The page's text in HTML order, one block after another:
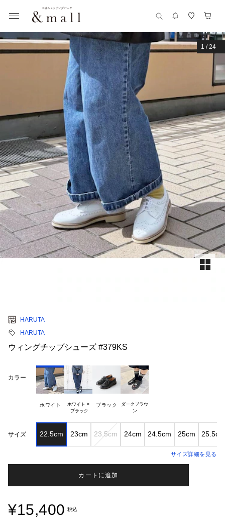
1 /24
HARUTA
HARUTA
ウィングチップシューズ #379KS
カラー
ホワイト
ホワイト ×
ブラック
ダークブラウ
サイズ 22.5cm 23cm 23.5cm 24cm 24.5cm 25cm 25.5cm
サイズ詳細を見る
カートに追加
¥15,400 税込